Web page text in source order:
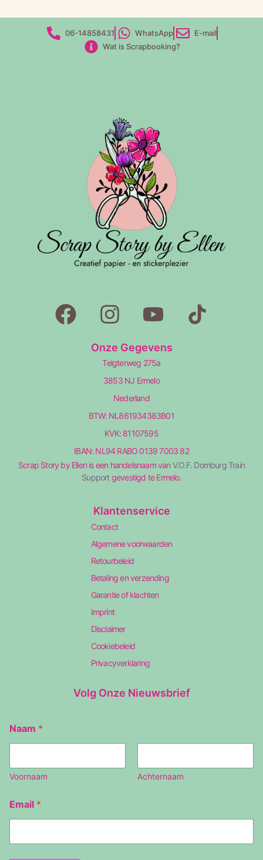
06-14858431 WhatsApp
E-mail
Wat is Scrapbooking?
Onze Gegevens
Telgterweg 275a
3853 NJ Ermelo
Nederland
BTW: NL861934383B01
KVK: 81107595
IBAN: NL94 RABO 0139 7003 82
Scrap Story by Ellen is een handelsnaam van V.O.F. Domburg Train
Supportgevestigd te Ermelo.
Klantenservice
Contact
Algemene voorwaarden
Retourbeleid
Betaling en verzending
Garantie of klachten
Imprint
Disclaimer
Cookiebeleid
Privacyverklaring
Volg Onze Nieuwsbrief
Naam *
Voornaam Achternaam
m
a
l
Email *